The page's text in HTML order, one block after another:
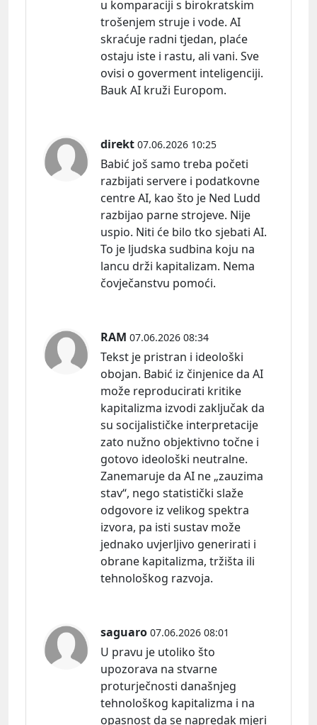
u komparaciji s birokratskim
trošenjem struje i vode. AI
skraćuje radni tjedan, plaće
ostaju iste i rastu, ali vani. Sve
ovisi o goverment inteligenciji.
Bauk AI kruži Europom.
direkt 07.06.2026 10:25
Babić još samo treba početi
razbijati servere i podatkovne
centre AI, kao što je Ned Ludd
razbijao parne strojeve. Nije
uspio. Niti će bilo tko sjebati AI.
To je ljudska sudbina koju na
lancu drži kapitalizam. Nema
čovječanstvu pomoći.
RAM 07.06.2026 08:34
Tekst je pristran i ideološki
obojan. Babić iz činjenice da AI
može reproducirati kritike
kapitalizma izvodi zaključak da
su socijalističke interpretacije
zato nužno objektivno točne i
gotovo ideološki neutralne.
Zanemaruje da AI ne „zauzima
stav“, nego statistički slaže
odgovore iz velikog spektra
izvora, pa isti sustav može
jednako uvjerljivo generirati i
obrane kapitalizma, tržišta ili
tehnološkog razvoja.
saguaro 07.06.2026 08:01
U pravu je utoliko što
upozorava na stvarne
proturječnosti današnjeg
tehnološkog kapitalizma i na
opasnost da se napredak mjeri